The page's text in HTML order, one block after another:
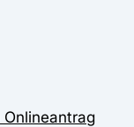
Onlineantrag